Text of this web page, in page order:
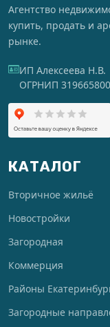
Агентство
купить, продать и
рынке.
ИП Алексеева Н.В.
ОГРНИП
КАТАЛОГ
Вторичное жильё
Новостройки
Загородная
Коммерция
Районы
Загородные